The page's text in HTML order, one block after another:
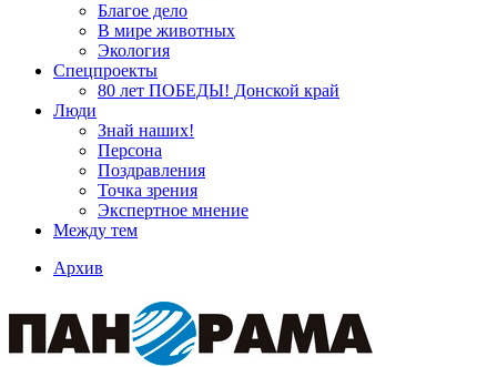
Благое дело
В мире животных
Экология
Спецпроекты
80 лет ПОБЕДЫ! Донской край
Люди
Знай наших!
Персона
Поздравления
Точка зрения
Экспертное мнение
Между тем
Архив